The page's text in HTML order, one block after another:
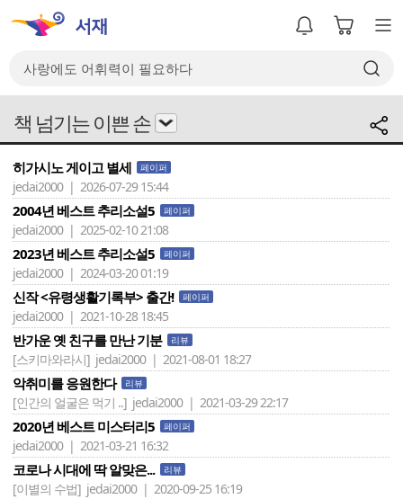
책 넘기는 이쁜 손
히가시노 게이고 별세 페이퍼
jedai2000 | 2026-07-29 15:44
2004년 베스트 추리소설5 페이퍼
jedai2000 | 2025-02-10 21:08
2023년 베스트 추리소설5 페이퍼
jedai2000 | 2024-03-20 01:19
신작 <유령생활기록부> 출간! 페이퍼
jedai2000 | 2021-10-28 18:45
반가운 옛 친구를 만난 기분 리뷰
[스키마와라시] jedai2000 | 2021-08-01 18:27
악취미를 응원한다 리뷰
[인간의 얼굴은 먹기 ..] jedai2000 | 2021-03-29 22:17
2020년 베스트 미스터리5 페이퍼
jedai2000 | 2021-03-21 16:32
코로나 시대에 딱 알맞은... 리뷰
[이별의 수법] jedai2000 | 2020-09-25 16:19